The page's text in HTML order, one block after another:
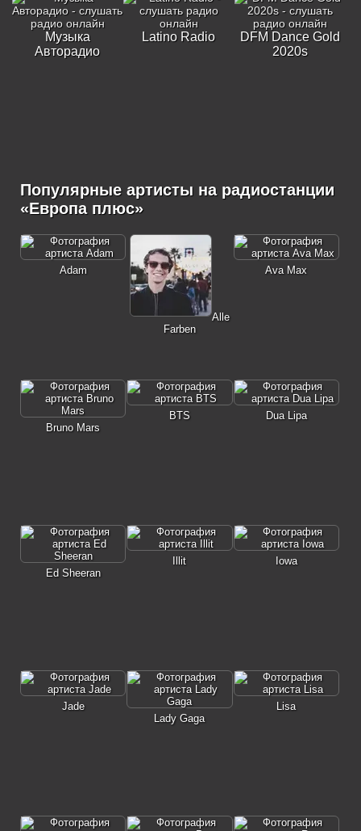
Музыка
Авторадио
Latino Radio
DFM Dance Gold
2020s
Популярные артисты на радиостанции
«Европа плюс»
Adam
Alle
Farben
Ava Max
Bruno Mars
BTS Dua Lipa
Ed Sheeran
Illit Iowa
Jade
Lady Gaga
Lisa